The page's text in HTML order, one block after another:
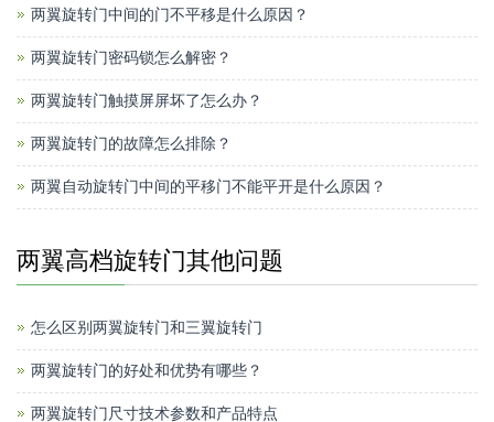
两翼旋转门中间的门不平移是什么原因？
两翼旋转门密码锁怎么解密？
两翼旋转门触摸屏屏坏了怎么办？
两翼旋转门的故障怎么排除？
两翼自动旋转门中间的平移门不能平开是什么原因？
两翼高档旋转门其他问题
怎么区别两翼旋转门和三翼旋转门
两翼旋转门的好处和优势有哪些？
两翼旋转门尺寸技术参数和产品特点